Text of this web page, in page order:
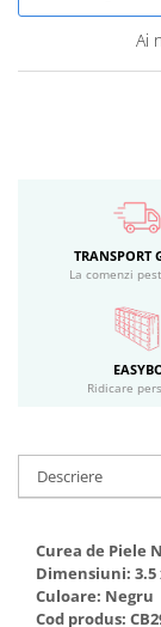
Ai
TRANSPORT
La comenzi
Ridicare
Descriere
Curea de Piele
Dimensiuni: 3.5
Culoare: Negru
Cod produs: